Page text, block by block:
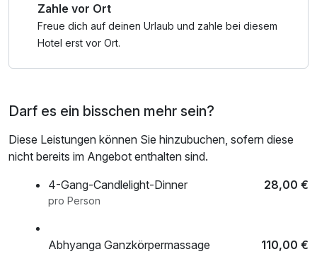
Zahle vor Ort
Freue dich auf deinen Urlaub und zahle bei diesem
Hotel erst vor Ort.
Darf es ein bisschen mehr sein?
Diese Leistungen können Sie hinzubuchen, sofern diese
nicht bereits im Angebot enthalten sind.
4-Gang-Candlelight-Dinner
28,00 €
pro Person
Abhyanga Ganzkörpermassage 110,00 €